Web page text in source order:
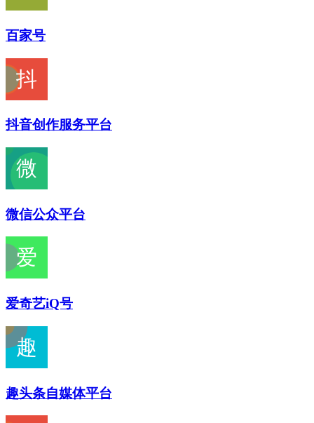
百家号
抖音创作服务平台
微信公众平台
爱奇艺iQ号
趣头条自媒体平台